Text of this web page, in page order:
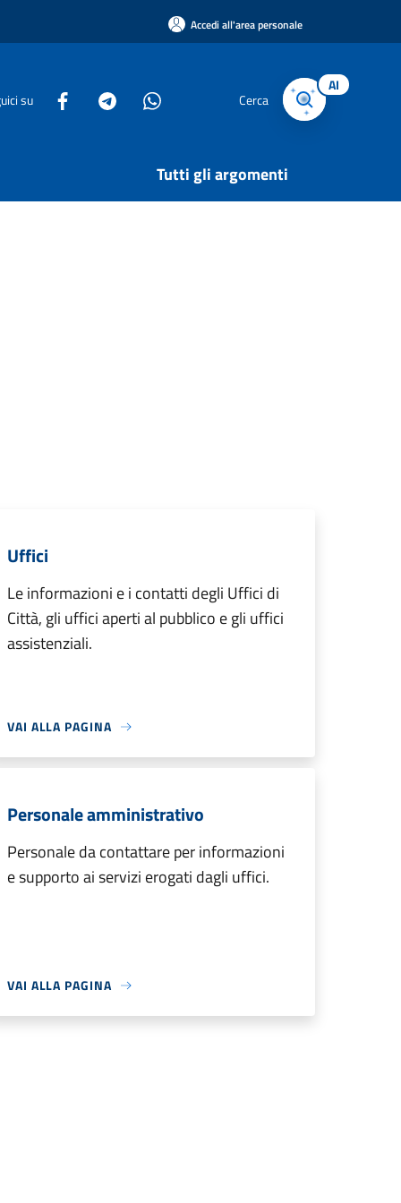
Accedi all'area personale
su Cerca
AI
Tutti gli argomenti
Uffici
Le informazioni e i contatti degli Uffici di
Città, gli uffici aperti al pubblico e gli uffici
assistenziali.
VAI ALLA PAGINA
Personale amministrativo
Personale da contattare per informazioni
e supporto ai servizi erogati dagli uffici.
VAI ALLA PAGINA